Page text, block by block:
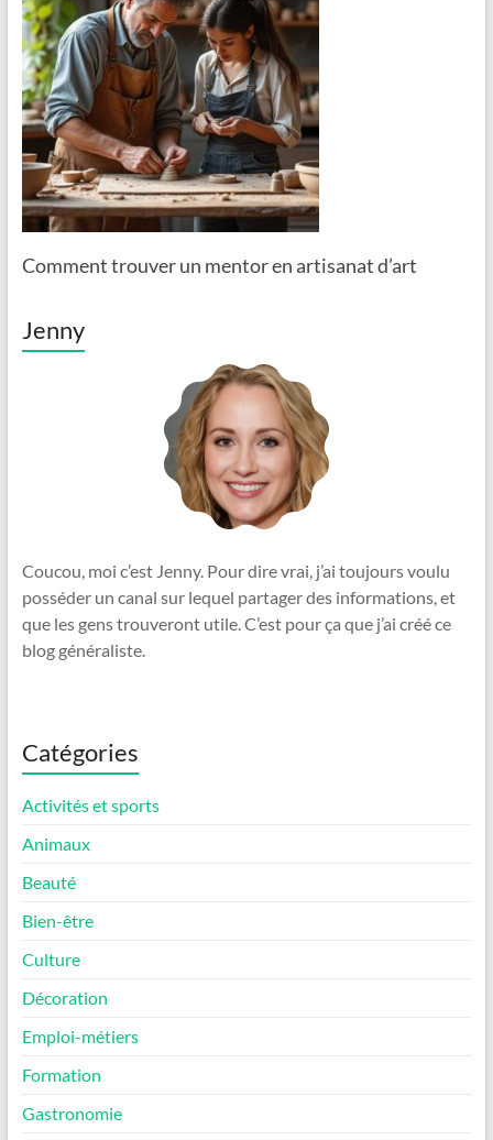
Comment trouver un mentor en artisanat d’art
Jenny
Coucou, moi c’est Jenny. Pour dire vrai, j’ai toujours voulu
posséder un canal sur lequel partager des informations, et
que les gens trouveront utile. C’est pour ça que j’ai créé ce
blog généraliste.
Catégories
Activités et sports
Animaux
Beauté
Bien-être
Culture
Décoration
Emploi-métiers
Formation
Gastronomie